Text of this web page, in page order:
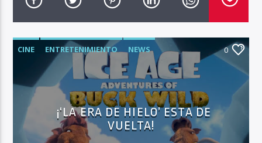
PROGRAMA ACTUAL
BACK TO ROCK
3:00 PM 5:00 PM
Haahil FM
CINE ENTRETENIMIENTO NEWS 0
¡‘LA ERA DE HIELO’ ESTA DE
VUELTA!